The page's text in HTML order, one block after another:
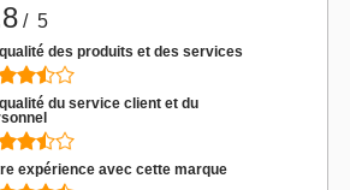
/ 5
des produits et des services
du service client et du
expérience avec cette marque